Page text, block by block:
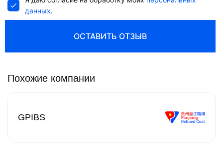
данных.
ОСТАВИТЬ ОТЗЫВ
Похожие компании
GPIBS